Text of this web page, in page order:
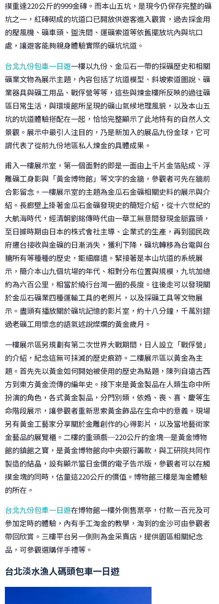
摸重達220公斤的999金磚。而本山五坑，是現今仍保存完整的礦
坑之一，紅磚砌成的坑道口已開放供遊客進入觀賞，過去採金用
的壓風機、礦車頭、盥洗間、運礦索道等依舊擺放坑內與坑口
處，讓遊客能夠親身體驗實際的礦坑坑道。
台北九份包車一日遊一樓以九份、金瓜石一帶的採礦歷史和相關
礦業文物為展示主題，內容包括了坑道模型、斜坡索道圖說、礦
業器具與礦工用品、戰俘營等等，這些與煉金樓所反映的過往礦
區日常生活，與環境館所呈現的礦山氣候地理風貌，以及本山五
坑的坑道體驗搭配在一起，恰恰完整顯示了此地特有的自然人文
景觀。展示中最引人注目的，乃是新加入的展品九份金球，它可
謂代表了從前九份地區私人煉金的具體成果。
甫入一樓展示室，第一個面對的即是一面由上千片金箔貼成、浮
雕礦工身影與「黃金博物館」等文字的金牆，參觀者可先在牆前
合影留念。一樓展示室的主題為金瓜石金礦相關史料的展示與介
紹。長廊壁上掛著金瓜石金礦發現史的簡短介紹，從十六世紀的
大航海時代，經清朝劉銘傳時代由一華工無意間發現金脈露頭，
至日據時期由日本的株式會社主導、企業式的生產，再到國民政
府遷台接收與金礦的日漸消失，獲利下降，礦坑轉移為台電與台
糖所有等種種的歷史，鉅細靡遺。緊接著是本山坑道的系統展
示，簡介本山九個坑場的年代、相對分布位置與規模，九坑加總
約為六百公里，相當於繞行台灣一圈的長度。往後走可以發現關
於金瓜石礦業四種運輸工具的老照片，以及採礦工具等文物展
示。盡頭有播放關於礦坑記憶的影片室，約十八分鐘，千萬別錯
過老礦工用懷念的語氣述說燦爛的黃金歲月。
一樓展示區另規劃有第二次世界大戰期間，日人設立「戰俘營」
的介紹，紀念這無可抹滅的歷史痕跡。二樓展示區以黃金為主
題。首先先以黃金如何開始被使用的歷史為點題，陳列自遠古西
方到東方黃金流傳的編年史。接下來是黃金製品在人類生命中所
扮演的角色，各式黃金製品，分門別類，依婚、喪、喜、慶等生
命階段展示，讓參觀者重新思索黃金飾品在生命中的意義。現場
另有黃金工藝家分享關於金雕創作的心得影片，以及當地藝術家
金藝品的展覽櫃。二樓的重頭戲─220公斤的金塊─是黃金博物
館的鎮館之寶，是黃金博物館向中央銀行籌款，與工研院共同作
製造的結晶，設有顯示當日金價的電子告示版，參觀者可以在觸
摸金塊的同時，估量這220公斤的價值。博物館三樓是淘金體驗
的所在。
台北九份包車一日遊在博物館一樓外側售票亭，付款一百元及可
參加定時的體驗，內有手工淘金的教學，淘到的金沙可由參觀者
帶回欣賞。三樓平台另一側則為金采賣店，提供園區相關紀念
品，可參觀選購伴手禮等。
台北淡水漁人碼頭包車一日遊